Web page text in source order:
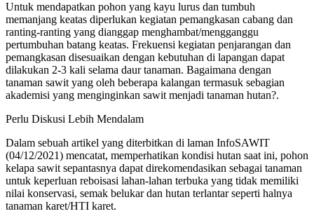
Untuk mendapatkan pohon yang kayu lurus dan tumbuh
memanjang keatas diperlukan kegiatan pemangkasan cabang dan
ranting-ranting yang dianggap menghambat/mengganggu
pertumbuhan batang keatas. Frekuensi kegiatan penjarangan dan
pemangkasan disesuaikan dengan kebutuhan di lapangan dapat
dilakukan 2-3 kali selama daur tanaman. Bagaimana dengan
tanaman sawit yang oleh beberapa kalangan termasuk sebagian
akademisi yang menginginkan sawit menjadi tanaman hutan?.
Perlu Diskusi Lebih Mendalam
Dalam sebuah artikel yang diterbitkan di laman InfoSAWIT
(04/12/2021) mencatat, memperhatikan kondisi hutan saat ini, pohon
kelapa sawit sepantasnya dapat direkomendasikan sebagai tanaman
untuk keperluan reboisasi lahan-lahan terbuka yang tidak memiliki
nilai konservasi, semak belukar dan hutan terlantar seperti halnya
tanaman karet/HTI karet.